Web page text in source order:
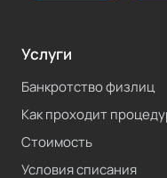
Услуги
Банкротство физлиц
Как проходит
Стоимость
Условия списания